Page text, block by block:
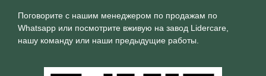
Поговорите с нашим менеджером по продажам по
Whatsapp или посмотрите вживую на завод Lidercare,
нашу команду или наши предыдущие работы.